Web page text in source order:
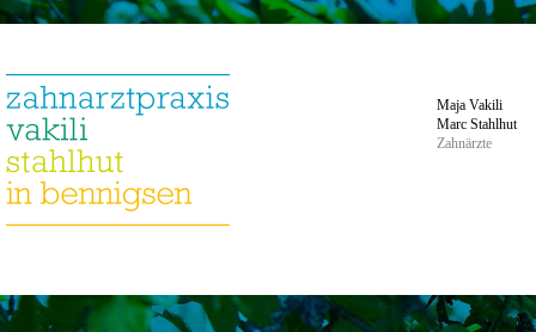
Maja Vakili
Marc Stahlhut
Zahnärzte